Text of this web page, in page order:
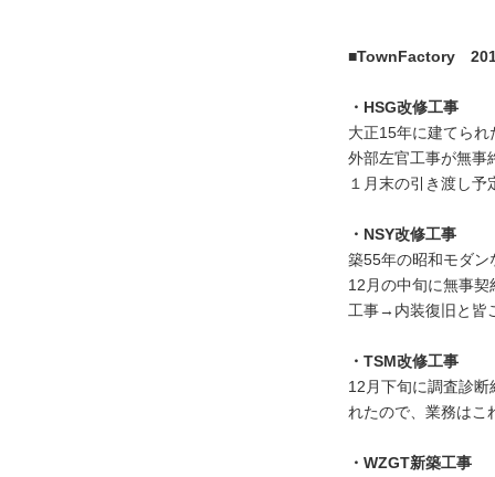
■TownFactory
・HSG改修工事
大正15年に建てら
外部左官工事が無事
１月末の引き渡し予
・NSY改修工事
築55年の昭和モダ
12月の中旬に無事
工事→内装復旧と皆
・TSM改修工事
12月下旬に調査診
れたので、業務はこ
・WZGT新築工事